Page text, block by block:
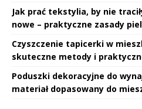
Jak prać tekstylia, by nie
nowe – praktyczne zasady
Czyszczenie tapicerki w
skuteczne metody i
Poduszki dekoracyjne do
materiał dopasowany do